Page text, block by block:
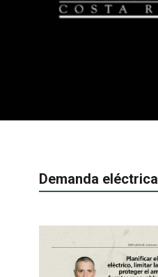
Demanda eléctrica